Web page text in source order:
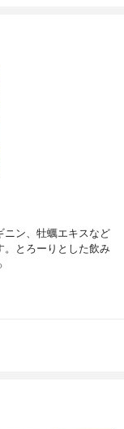
ニン、牡蠣エキスなど
。とろーりとした飲み